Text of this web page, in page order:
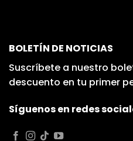
BOLETÍN DE NOTICIAS
Suscríbete a nuestro
descuento en tu primer
Síguenos en redes